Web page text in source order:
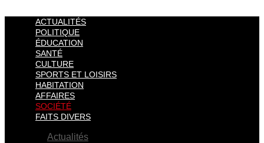
ACTUALITÉS
POLITIQUE
ÉDUCATION
SANTÉ
CULTURE
SPORTS ET LOISIRS
HABITATION
AFFAIRES
SOCIÉTÉ
FAITS DIVERS
Actualités